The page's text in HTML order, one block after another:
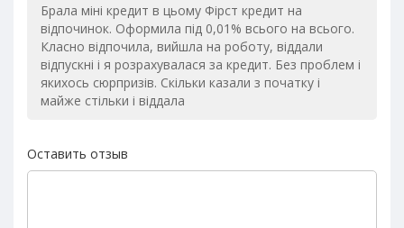
Брала міні кредит в цьому Фірст кредит на
відпочинок. Оформила під 0,01% всього на всього.
Класно відпочила, вийшла на роботу, віддали
відпускні і я розрахувалася за кредит. Без проблем і
якихось сюрпризів. Скільки казали з початку і
майже стільки і віддала
Оставить отзыв